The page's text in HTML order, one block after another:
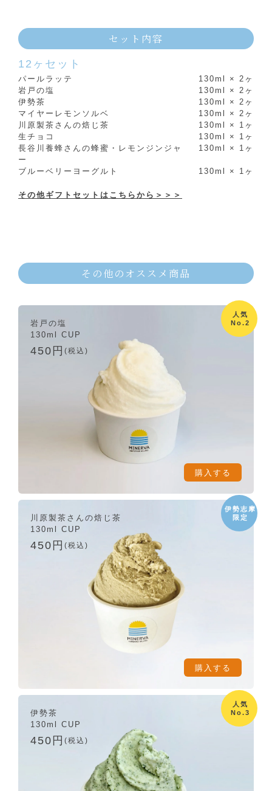
セット内容
12ヶセット
パールラッテ
130ml × 2ヶ
岩戸の塩
130ml × 2ヶ
伊勢茶
130ml × 2ヶ
マイヤーレモンソルベ
130ml × 2ヶ
川原製茶さんの焙じ茶
130ml × 1ヶ
生チョコ
130ml × 1ヶ
長谷川養蜂さんの蜂蜜・レモンジンジャ
ー
130ml × 1ヶ
ブルーベリーヨーグルト 130ml × 1ヶ
その他ギフトセットはこちらから＞＞＞
その他のオススメ商品
岩戸の塩
130ml CUP
450円 (税込)
購入する
人気
No.2
川原製茶さんの焙じ茶
130ml CUP
450円 (税込)
購入する
伊勢志摩
限定
伊勢茶
130ml CUP
450円 (税込)
人気
No.3